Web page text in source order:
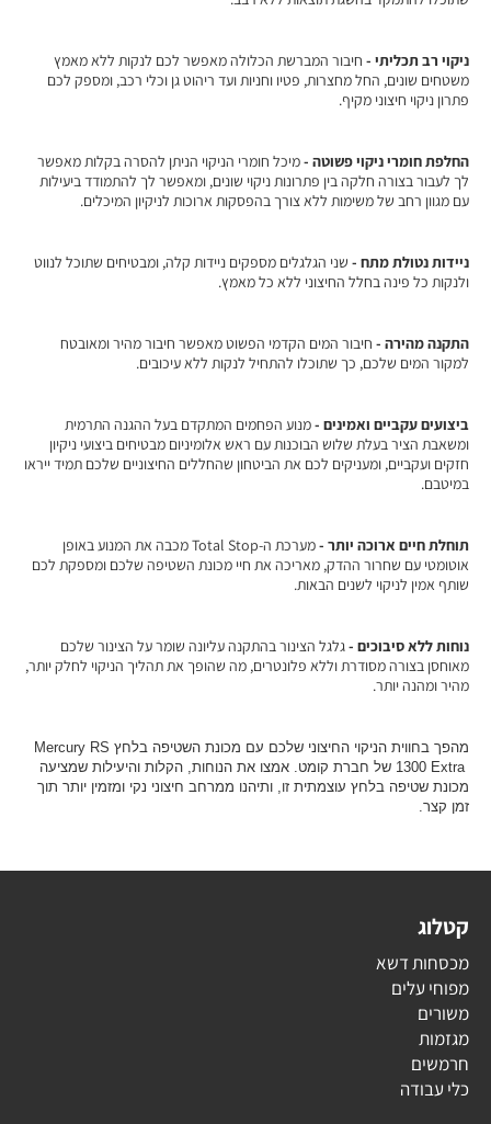
ניקוי רב תכליתי - חיבור המברשת הכלולה מאפשר לכם לנקות ללא מאמץ
משטחים שונים, החל מחצרות, פטיו וחניות ועד ריהוט גן וכלי רכב, ומספק לכם
פתרון ניקוי חיצוני מקיף.
החלפת חומרי ניקוי פשוטה -מיכל חומרי הניקוי הניתן להסרה בקלות מאפשר
לך לעבור בצורה חלקה בין פתרונות ניקוי שונים, ומאפשר לך להתמודד ביעילות
עם מגוון רחב של משימות ללא צורך בהפסקות ארוכות לניקיון המיכלים.
ניידות נטולת מתח - שני הגלגלים מספקים ניידות קלה, ומבטיחים שתוכל לנווט
ולנקות כל פינה בחלל החיצוני ללא כל מאמץ.
התקנה מהירה - חיבור המים הקדמי הפשוט מאפשר חיבור מהיר ומאובטח
למקור המים שלכם, כך שתוכלו להתחיל לנקות ללא עיכובים.
ביצועים עקביים ואמינים -מנוע הפחמים המתקדם בעל ההגנה התרמית
ומשאבת הציר בעלת שלוש הבוכנות עם ראש אלומיניום מבטיחים ביצועי ניקיון
חזקים ועקביים, ומעניקים לכם את הביטחון שהחללים החיצוניים שלכם תמיד ייראו
במיטבם.
תוחלת חיים ארוכה יותר -מערכת ה-Total Stopמכבה את המנוע באופן
אוטומטי עם שחרור ההדק, מאריכה את חיי מכונת השטיפה שלכם ומספקת לכם
שותף אמין לניקוי לשנים הבאות.
נוחות ללא סיבוכים -גלגל הצינור בהתקנה עליונה שומר על הצינור שלכם
מאוחסן בצורה מסודרת וללא פלונטרים, מה שהופך את תהליך הניקוי לחלק יותר,
מהיר ומהנה יותר.
מהפך בחווית הניקוי החיצוני שלכם עם מכונת השטיפה בלחץ Mercury RS
1300 Extra של חברת קומט. אמצו את הנוחות, הקלות והיעילות שמציעה
מכונת שטיפה בלחץ עוצמתית זו, ותיהנו ממרחב חיצוני נקי ומזמין יותר תוך
זמן קצר.
קטלוג
מכסחות דשא
מפוחי עלים
משורים
מגזמות
חרמשים
כלי עבודה